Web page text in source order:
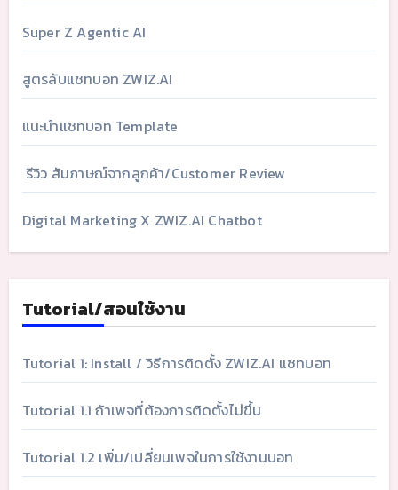
Super Z Agentic AI
สูตรลับแชทบอท ZWIZ.AI
แนะนำแชทบอท Template
รีวิว สัมภาษณ์จากลูกค้า/Customer Review
Digital Marketing X ZWIZ.AI Chatbot
Tutorial/สอนใช้งาน
Tutorial 1: Install / วิธีการติดตั้ง ZWIZ.AI แชทบอท
Tutorial 1.1 ถ้าเพจที่ต้องการติดตั้งไม่ขึ้น
Tutorial 1.2 เพิ่ม/เปลี่ยนเพจในการใช้งานบอท